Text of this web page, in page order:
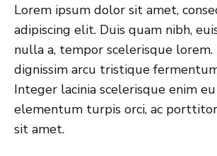
Lorem ipsum dolor sit amet,
adipiscing elit. Duis quam nibh,
nulla a, tempor scelerisque lorem.
dignissim arcu tristique
Integer lacinia scelerisque enim
elementum turpis orci, ac
sit amet.